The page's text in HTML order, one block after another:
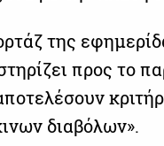
της
προς το
διαβόλων».